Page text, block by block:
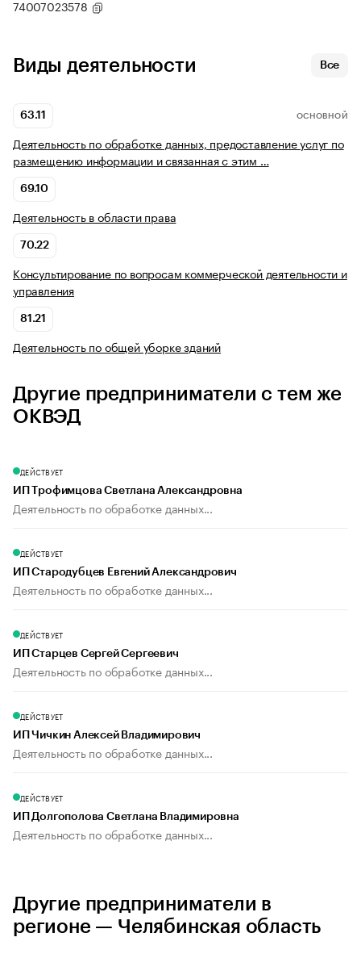
74007023578
Виды деятельности Все
63.11 ОСНОВНОЙ
Деятельность по обработке данных, предоставление услуг по
размещению информации и связанная с этим …
69.10
Деятельность в области права
70.22
Консультирование по вопросам коммерческой деятельности и
управления
81.21
Деятельность по общей уборке зданий
Другие предприниматели с тем же
ОКВЭД
ДЕЙСТВУЕТ
ИП Трофимцова Светлана Александровна
Деятельность по обработке данных...
ДЕЙСТВУЕТ
ИП Стародубцев Евгений Александрович
Деятельность по обработке данных...
ДЕЙСТВУЕТ
ИП Старцев Сергей Сергеевич
Деятельность по обработке данных...
ДЕЙСТВУЕТ
ИП Чичкин Алексей Владимирович
Деятельность по обработке данных...
ДЕЙСТВУЕТ
ИП Долгополова Светлана Владимировна
Деятельность по обработке данных...
Другие предприниматели в
регионе — Челябинская область